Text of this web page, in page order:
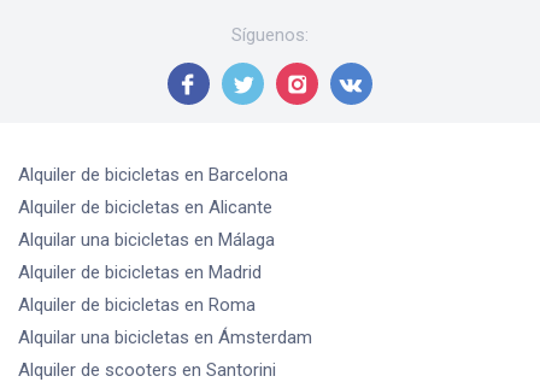
Síguenos:
Alquiler de bicicletas en Barcelona
Alquiler de bicicletas en Alicante
Alquilar una bicicletas en Málaga
Alquiler de bicicletas en Madrid
Alquiler de bicicletas en Roma
Alquilar una bicicletas en Ámsterdam
Alquiler de scooters en Santorini